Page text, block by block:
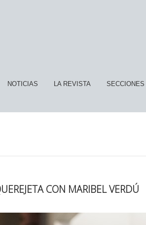
NOTICIAS LA REVISTA SECCIONES
CON MARIBEL VERDÚ